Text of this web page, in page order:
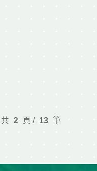
共 2 頁 / 13 筆